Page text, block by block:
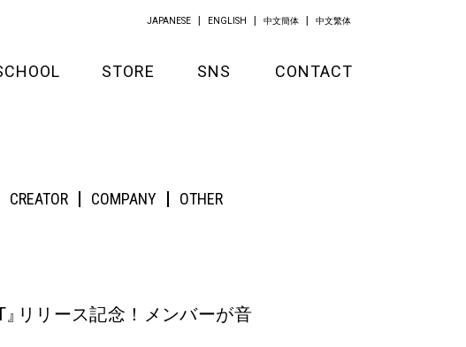
STORE
KITCHEN
SNS CONTACT
JAPANESE ENGLISH 中文簡体 中文繁体
CREATOR COMPANY OTHER
』リリース記念！メンバーが音